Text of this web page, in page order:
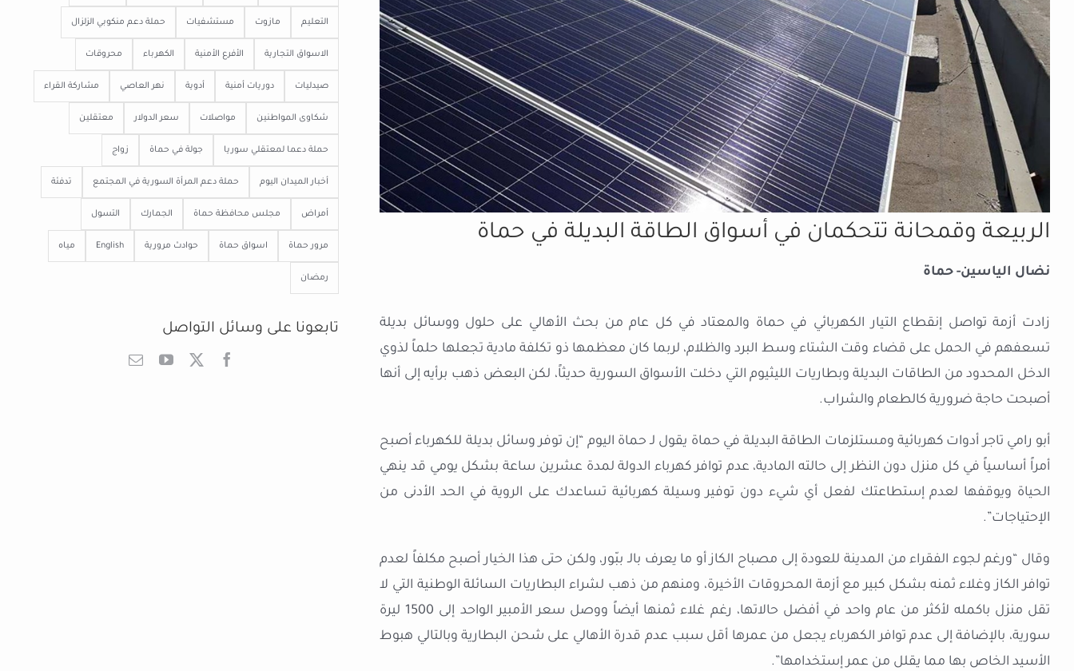
الربيعة وقمحانة تتحكمان في أسواق الطاقة البديلة في حماة
نضال الياسين- حماة
زادت أزمة تواصل إنقطاع التيار الكهربائي في حماة والمعتاد في كل عام من بحث الأهالي على حلول ووسائل بديلة
تسعفهم في الحمل على قضاء وقت الشتاء وسط البرد والظلام، لربما كان معظمها ذو تكلفة مادية تجعلها حلماً لذوي
الدخل المحدود من الطاقات البديلة وبطاريات الليثيوم التي دخلت الأسواق السورية حديثاً، لكن البعض ذهب برأيه إلى أنها
أصبحت حاجة ضرورية كالطعام والشراب.
أبو رامي تاجر أدوات كهربائية ومستلزمات الطاقة البديلة في حماة يقول لـ حماة اليوم “إن توفر وسائل بديلة للكهرباء أصبح
أمراً أساسياً في كل منزل دون النظر إلى حالته المادية، عدم توافر كهرباء الدولة لمدة عشرين ساعة بشكل يومي قد ينهي
الحياة ويوقفها لعدم إستطاعتك لفعل أي شيء دون توفير وسيلة كهربائية تساعدك على الروية في الحد الأدنى من
الإحتياجات”.
وقال “ورغم لجوء الفقراء من المدينة للعودة إلى مصباح الكاز أو ما يعرف بالـ ببّور، ولكن حتى هذا الخيار أصبح مكلفاً لعدم
توافر الكاز وغلاء ثمنه بشكل كبير مع أزمة المحروقات الأخيرة، ومنهم من ذهب لشراء البطاريات السائلة الوطنية التي لا
تقل منزل باكمله لأكثر من عام واحد في أفضل حالاتها، رغم غلاء ثمنها أيضاً ووصل سعر الأمبير الواحد إلى 1500 ليرة
سورية، بالإضافة إلى عدم توافر الكهرباء يجعل من عمرها أقل سبب عدم قدرة الأهالي على شحن البطارية وبالتالي هبوط
الأسيد الخاص بها مما يقلل من عمر إستخدامها”.
التعليم مازوت مستشفيات حملة دعم منكوبي الزلزال
الاسواق التجارية الأفرع الأمنية الكهرباء محروقات
صيدليات دوريات أمنية أدوية نهر العاصي مشاركة القراء
شكاوى المواطنين مواصلات سعر الدولار معتقلين
حملة دعما لمعتقلي سوريا جولة في حماة زواج
أخبار الميدان اليوم حملة دعم المرأة السورية في المجتمع تدفئة
أمراض مجلس محافظة حماة الجمارك التسول
مرور حماة اسواق حماة حوادث مرورية English مياه
رمضان
تابعونا على وسائل التواصل